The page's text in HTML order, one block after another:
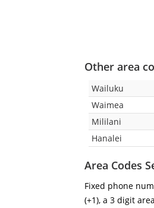
Other area
Wailuku
Waimea
Mililani
Hanalei
Area Codes
Fixed phone
(+1), a 3 digit